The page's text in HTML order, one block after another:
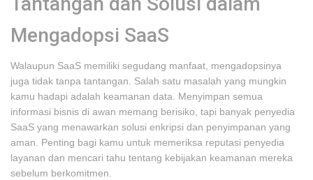
Mengadopsi SaaS
Walaupun SaaS memiliki segudang manfaat, mengadopsinya
juga tidak tanpa tantangan. Salah satu masalah yang mungkin
kamu hadapi adalah keamanan data. Menyimpan semua
informasi bisnis di awan memang berisiko, tapi banyak penyedia
SaaS yang menawarkan solusi enkripsi dan penyimpanan yang
aman. Penting bagi kamu untuk memeriksa reputasi penyedia
layanan dan mencari tahu tentang kebijakan keamanan mereka
sebelum berkomitmen.